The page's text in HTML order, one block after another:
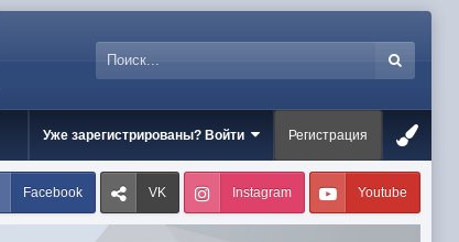
Уже зарегистрированы? Войти Регистрация
Facebook VK Instagram Youtube